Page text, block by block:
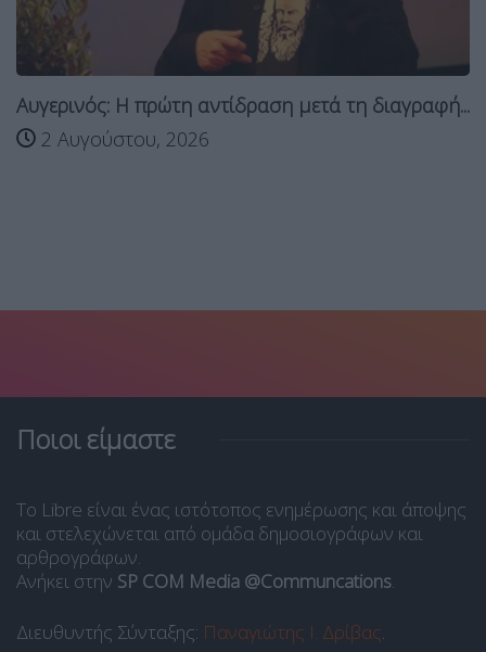
Αυγερινός: Η πρώτη αντίδραση μετά τη διαγραφή...
2 Αυγούστου, 2026
Ποιοι είμαστε
Το Libre είναι ένας ιστότοπος ενημέρωσης και άποψης
και στελεχώνεται από ομάδα δημοσιογράφων και
αρθρογράφων.
Ανήκει στην SP COM Media @Communcations.
Διευθυντής Σύνταξης: Παναγιώτης Ι. Δρίβας.